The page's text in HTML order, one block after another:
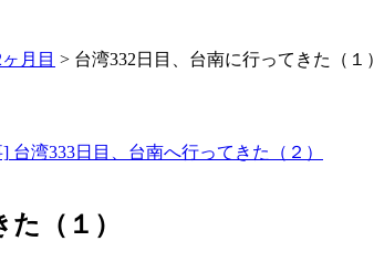
月目 > 台湾332日目、台南に行ってきた（１）
] 台湾333日目、台南へ行ってきた（２）
（１）